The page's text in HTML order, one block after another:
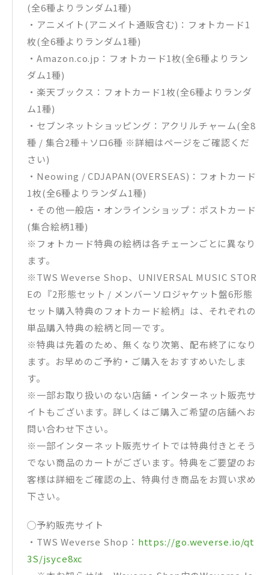
(全6種よりランダム1種)
・アニメイト(アニメイト通販含む)：フォトカード1
枚(全6種よりランダム1種)
・Amazon.co.jp：フォトカード1枚(全6種よりラン
ダム1種)
・楽天ブックス：フォトカード1枚(全6種よりランダ
ム1種)
・セブンネットショッピング：アクリルチャーム(全8
種 / 集合2種＋ソロ6種 ※詳細はページをご確認くだ
さい)
・Neowing / CDJAPAN(OVERSEAS)：フォトカード
1枚(全6種よりランダム1種)
・その他一般店・オンラインショップ：ポストカード
(集合絵柄1種)
※フォトカード特典の絵柄は各チェーンごとに異なり
ます。
※TWS Weverse Shop、UNIVERSAL MUSIC STOR
Eの『2形態セット / メンバーソロジャケット盤6形態
セット購入特典のフォトカード絵柄』は、それぞれの
単品購入特典の絵柄と同一です。
※特典は先着のため、無くなり次第、配布終了になり
ます。お早めのご予約・ご購入をおすすめいたしま
す。
※一部お取り扱いのない店舗・インターネット販売サ
イトもございます。詳しくはご購入ご希望の店舗へお
問い合わせ下さい。
※一部インターネット販売サイトでは特典付きとそう
でない商品のカートがございます。特典をご要望のお
客様は詳細をご確認の上、特典付き商品をお買い求め
下さい。
◯予約販売サイト
・TWS Weverse Shop： https://go.weverse.io/qt
3S/jsyce8xc